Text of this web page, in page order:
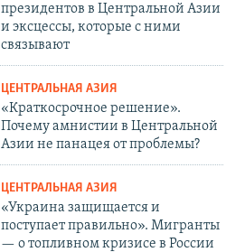
президентов в Центральной Азии
и эксцессы, которые с ними
связывают
ЦЕНТРАЛЬНАЯ АЗИЯ
«Краткосрочное решение».
Почему амнистии в Центральной
Азии не панацея от проблемы?
ЦЕНТРАЛЬНАЯ АЗИЯ
«Украина защищается и
поступает правильно». Мигранты
— о топливном кризисе в России